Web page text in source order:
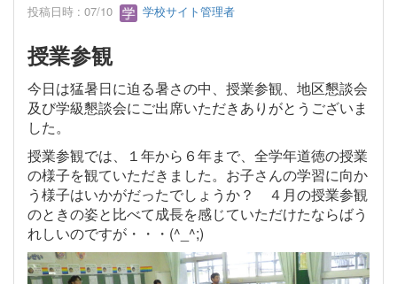
投稿日時 : 07/10 学校サイト管理者
授業参観
今日は猛暑日に迫る暑さの中、授業参観、地区懇談会
及び学級懇談会にご出席いただきありがとうございま
した。
授業参観では、１年から６年まで、全学年道徳の授業
の様子を観ていただきました。お子さんの学習に向か
う様子はいかがだったでしょうか？ ４月の授業参観
のときの姿と比べて成長を感じていただけたならばう
れしいのですが・・・(^_^;)